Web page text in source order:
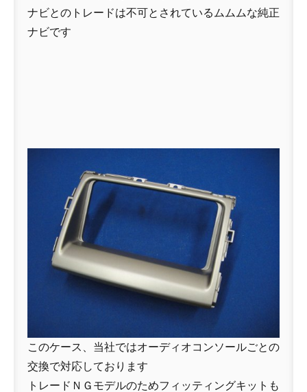
ナビとのトレードは不可とされているムムムな純正
ナビです
このケース、当社ではオーディオコンソールごとの
交換で対応しております
トレードＮＧモデルのためフィッティングキットも